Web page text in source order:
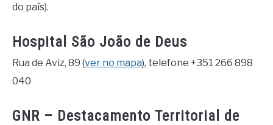
do país).
Hospital São João de Deus
Rua de Aviz, 89 (ver no mapa), telefone +351 266 898
040
GNR – Destacamento Territorial de